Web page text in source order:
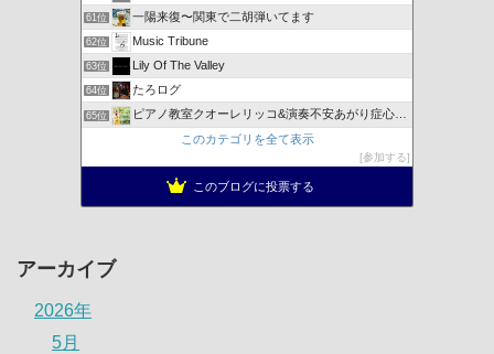
61位 一陽来復〜関東で二胡弾いてます
62位 Music Tribune
63位 Lily Of The Valley
64位 たろログ
65位
ピアノ教室クオーレリッコ&演奏不安あがり症心のレッスン
このカテゴリを全て表示
参加する
このブログに投票する
アーカイブ
2026年
5月